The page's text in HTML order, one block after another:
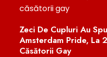
Zeci De Cupluri Au
Amsterdam Pride, La
Căsătorii Gay